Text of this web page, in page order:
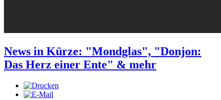
News in Kürze: "Mondglas", "Donjon:
Das Herz einer Ente" & mehr